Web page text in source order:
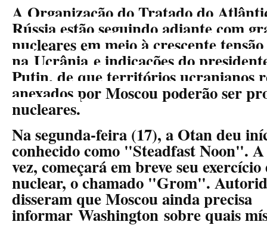
A Organização do Tratado do
Rússia estão seguindo adiante com
nucleares em meio à crescente
na Ucrânia e indicações do
Putin, de que territórios ucranianos
anexados por Moscou poderão ser
nucleares.
Na segunda-feira (17), a Otan deu
conhecido como "Steadfast Noon".
vez, começará em breve seu
nuclear, o chamado "Grom".
disseram que Moscou ainda precisa
informar Washington sobre quais